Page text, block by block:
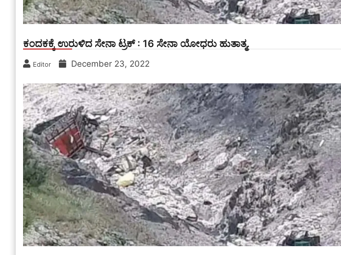
ಕಂದಕಕ್ಕೆ ಉರುಳಿದ ಸೇನಾ ಟ್ರಕ್ : 16 ಸೇನಾ ಯೋಧರು ಹುತಾತ್ಮ.
Editor December 23, 2022